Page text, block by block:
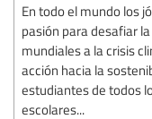
En todo el mundo los
pasión para desafiar
mundiales a la crisis
acción hacia la
estudiantes de todos
escolares...